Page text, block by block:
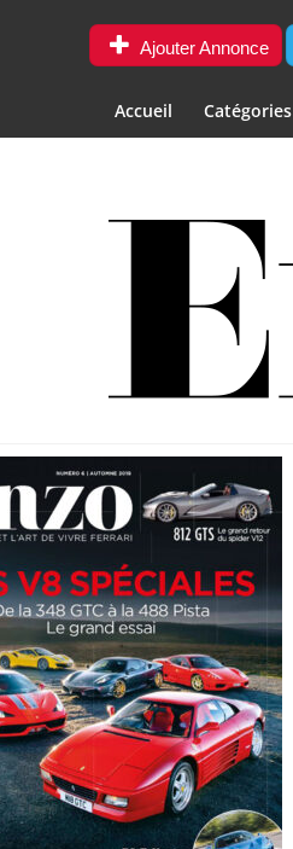
Ajouter Annonce
Accueil Catégories